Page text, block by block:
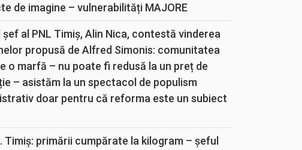
de imagine – vulnerabilități MAJORE
șef al PNL Timiș, Alin Nica, contestă vinderea
propusă de Alfred Simonis: comunitatea
o marfă – nu poate fi redusă la un preț de
– asistăm la un spectacol de populism
doar pentru că reforma este un subiect
Timiș: primării cumpărate la kilogram – șeful